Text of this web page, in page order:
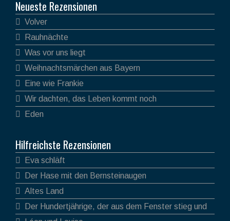
Neueste Rezensionen
Volver
Rauhnächte
Was vor uns liegt
Weihnachtsmärchen aus Bayern
Eine wie Frankie
Wir dachten, das Leben kommt noch
Eden
Hilfreichste Rezensionen
Eva schläft
Der Hase mit den Bernsteinaugen
Altes Land
Der Hundertjährige, der aus dem Fenster stieg und